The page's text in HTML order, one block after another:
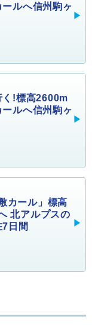
ルへ信州駒ヶ
!標高2600m
ルへ信州駒ヶ
カール」標高
北アルプスの
日間